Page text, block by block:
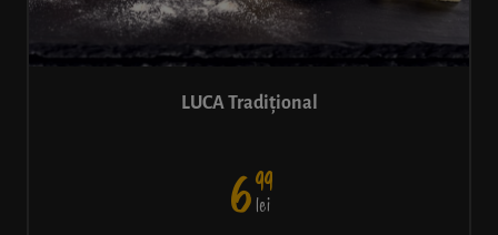
LUCA Tradițional
699
lei